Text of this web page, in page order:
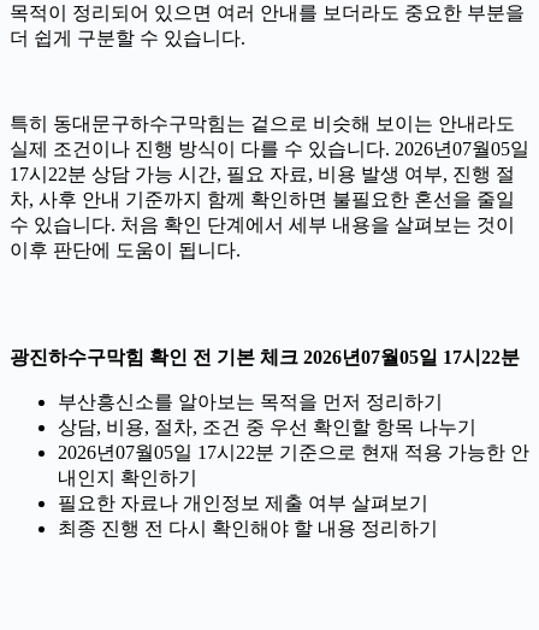
목적이 정리되어 있으면 여러 안내를 보더라도 중요한 부분을
더 쉽게 구분할 수 있습니다.
특히 동대문구하수구막힘는 겉으로 비슷해 보이는 안내라도
실제 조건이나 진행 방식이 다를 수 있습니다. 2026년07월05일
17시22분 상담 가능 시간, 필요 자료, 비용 발생 여부, 진행 절
차, 사후 안내 기준까지 함께 확인하면 불필요한 혼선을 줄일
수 있습니다. 처음 확인 단계에서 세부 내용을 살펴보는 것이
이후 판단에 도움이 됩니다.
광진하수구막힘 확인 전 기본 체크 2026년07월05일 17시22분
부산흥신소를 알아보는 목적을 먼저 정리하기
상담, 비용, 절차, 조건 중 우선 확인할 항목 나누기
2026년07월05일 17시22분 기준으로 현재 적용 가능한 안
내인지 확인하기
필요한 자료나 개인정보 제출 여부 살펴보기
최종 진행 전 다시 확인해야 할 내용 정리하기